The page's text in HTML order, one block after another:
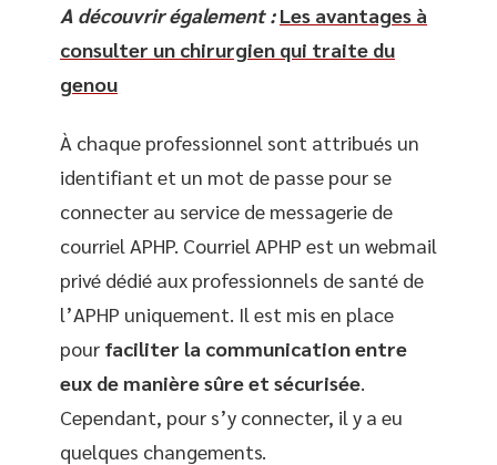
A découvrir également : Les avantages à
consulter un chirurgien qui traite du
genou
À chaque professionnel sont attribués un
identifiant et un mot de passe pour se
connecter au service de messagerie de
courriel APHP. Courriel APHP est un webmail
privé dédié aux professionnels de santé de
l’APHP uniquement. Il est mis en place
pour faciliter la communication entre
eux de manière sûre et sécurisée.
Cependant, pour s’y connecter, il y a eu
quelques changements.